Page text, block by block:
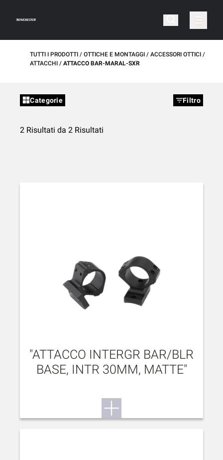
TUTTI I PRODOTTI OTTICHE E MONTAGGI
ACCESSORI OTTICI
ATTACCHI
ATTACCO BAR-MARAL-SXR
Categorie Filtro
2 Risultati da 2 Risultati
"ATTACCO INTERGR BAR/BLR
BASE, INTR 30MM, MATTE"